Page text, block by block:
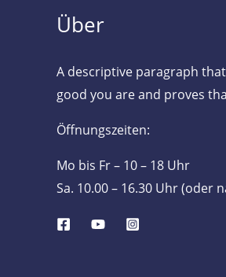
Über
A descriptive paragraph
good you are and proves
Öffnungszeiten:
Mo bis Fr – 10 – 18 Uhr
Sa. 10.00 – 16.30 Uhr (oder